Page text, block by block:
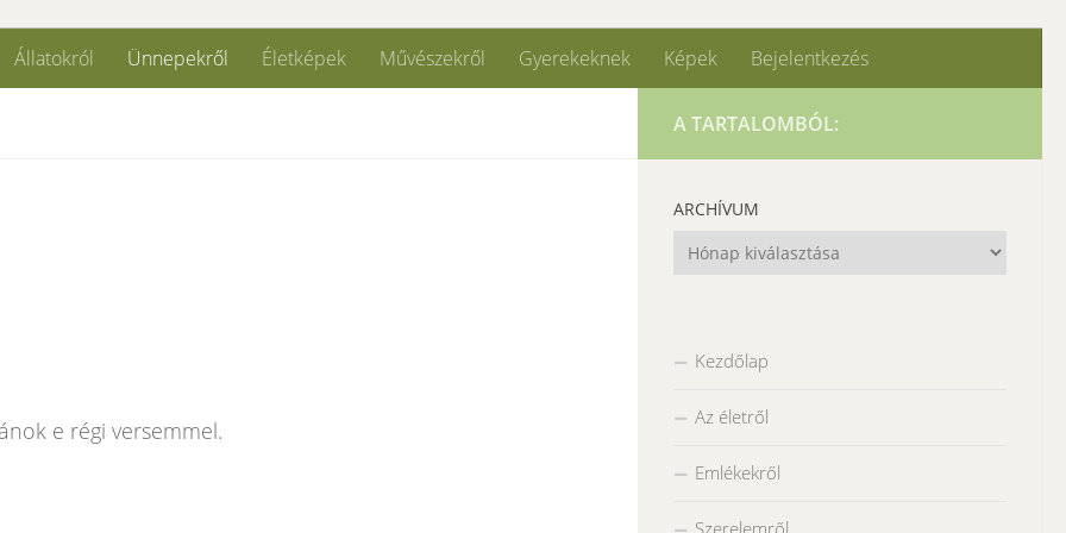
Állatokról Ünnepekről Életképek Művészekről Gyerekeknek Képek Bejelentkezés
e régi versemmel.
A TARTALOMBÓL:
ARCHÍVUM
Archívum
Kezdőlap
Az életről
Emlékekről
Szerelemről